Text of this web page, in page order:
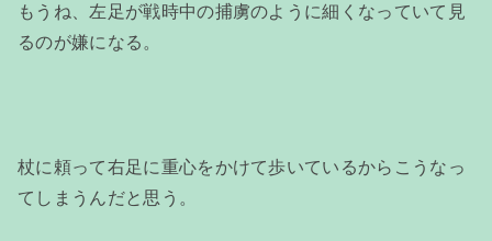
もうね、左足が戦時中の捕虜のように細くなっていて見
るのが嫌になる。
杖に頼って右足に重心をかけて歩いているからこうなっ
てしまうんだと思う。